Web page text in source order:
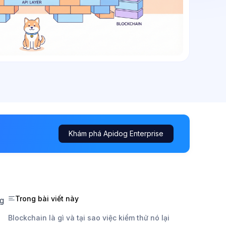
Khám phá Apidog Enterprise
Trong bài viết này
Blockchain là gì và tại sao việc kiểm thử nó lại